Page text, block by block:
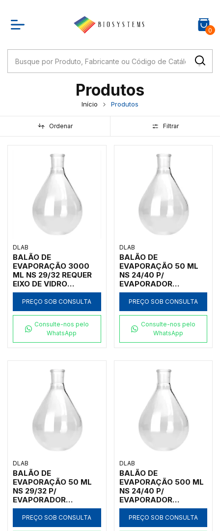
0
Produtos
Início Produtos
Ordenar Filtrar
DLAB
BALÃO DE
EVAPORAÇÃO 3000
ML NS 29/32 REQUER
EIXO DE VIDRO
REFORÇADO P/
EVAPORADORES
RE100-PRO E RE100-S
PREÇO SOB CONSULTA
Consulte-nos pelo
WhatsApp
DLAB
BALÃO DE
EVAPORAÇÃO 50 ML
NS 24/40 P/
EVAPORADOR
ROTATIVO RE100-PRO
E RE100-S
PREÇO SOB CONSULTA
Consulte-nos pelo
WhatsApp
DLAB
BALÃO DE
EVAPORAÇÃO 50 ML
NS 29/32 P/
EVAPORADOR
ROTATIVO RE100-PRO
E RE100-S
PREÇO SOB CONSULTA
DLAB
BALÃO DE
EVAPORAÇÃO 500 ML
NS 24/40 P/
EVAPORADOR
ROTATIVO RE100-PRO
E RE100-S
PREÇO SOB CONSULTA